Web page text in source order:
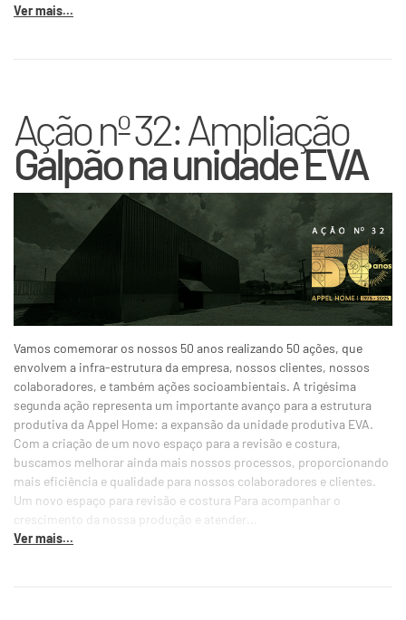
Ver mais...
Ação nº 32: Ampliação
Galpão na unidade EVA
Vamos comemorar os nossos 50 anos realizando 50 ações, que
envolvem a infra-estrutura da empresa, nossos clientes, nossos
colaboradores, e também ações socioambientais. A trigésima
segunda ação representa um importante avanço para a estrutura
produtiva da Appel Home: a expansão da unidade produtiva EVA.
Com a criação de um novo espaço para a revisão e costura,
buscamos melhorar ainda mais nossos processos, proporcionando
mais eficiência e qualidade para nossos colaboradores e clientes.
Um novo espaço para revisão e costura Para acompanhar o
crescimento da nossa produção e atender...
Ver mais...